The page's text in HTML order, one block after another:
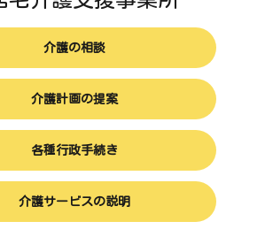
介護の相談
介護計画の提案
各種行政手続き
介護サービスの説明